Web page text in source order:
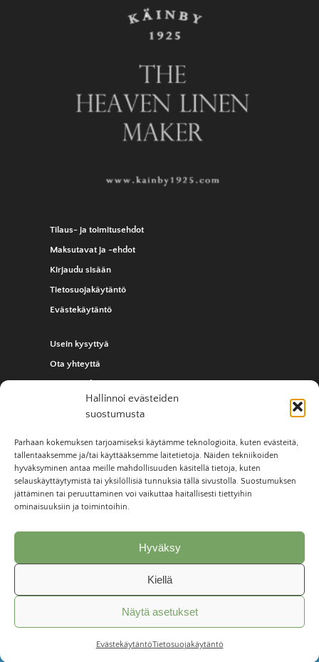
Hallinnoi evästeiden
suostumusta
Parhaan kokemuksen tarjoamiseksi käytämme teknologioita, kuten evästeitä,
tallentaaksemme ja/tai käyttääksemme laitetietoja. Näiden tekniikoiden
hyväksyminen antaa meille mahdollisuuden käsitellä tietoja, kuten
selauskäyttäytymistä tai yksilöllisiä tunnuksia tällä sivustolla. Suostumuksen
jättäminen tai peruuttaminen voi vaikuttaa haitallisesti tiettyihin
ominaisuuksiin ja toimintoihin.
Hyväksy
Kiellä
Näytä asetukset
EvästekäytäntöTietosuojakäytäntö
Kesäale -30%. Pellavien ihana kesäinen ale alkaa nyt ja saat
kaikki pellavatuotteet -30% KESÄ30 koodilla
nettikaupastamme. Tarjous on voimassa nyt ja Koodi KESÄ30
aktivoi alennuksen tilaukselle, eikä lähetykseen tule
postikuluja. Tilaa nyt pehmeät ja ajattoman kauniit pellavat
helposti ja nopeasti täältä!!
Piilota tämä ilmoitus
Tilaus- ja toimitusehdot
Maksutavat ja -ehdot
Kirjaudu sisään
Tietosuojakäytäntö
Evästekäytäntö
Usein kysyttyä
Ota yhteyttä
Ilmainen toimitus!
Turvallinen maksutapa!